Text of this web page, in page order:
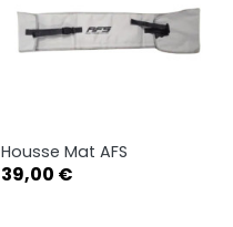
Housse Mat AFS
Prix
39,00 €